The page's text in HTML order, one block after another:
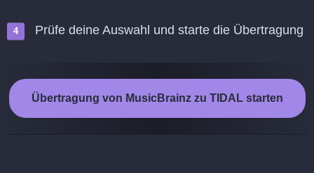
Prüfe deine Auswahl und starte die Übertragung
Übertragung von MusicBrainz zu TIDAL starten